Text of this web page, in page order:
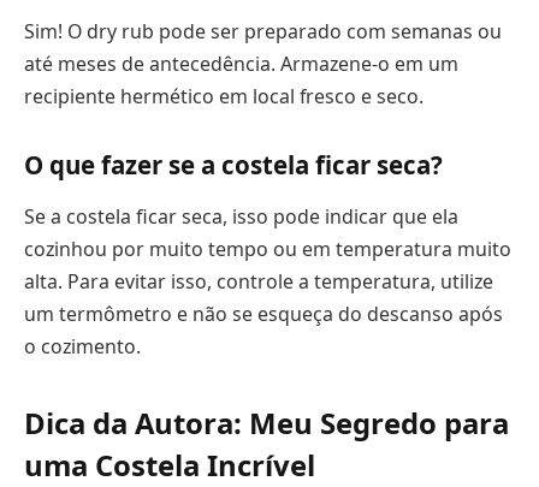
Sim! O dry rub pode ser preparado com semanas ou
até meses de antecedência. Armazene-o em um
recipiente hermético em local fresco e seco.
O que fazer se a costela ficar seca?
Se a costela ficar seca, isso pode indicar que ela
cozinhou por muito tempo ou em temperatura muito
alta. Para evitar isso, controle a temperatura, utilize
um termômetro e não se esqueça do descanso após
o cozimento.
Dica da Autora: Meu Segredo para
uma Costela Incrível